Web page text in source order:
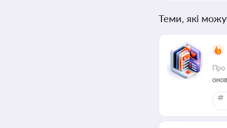
Теми, які
Про